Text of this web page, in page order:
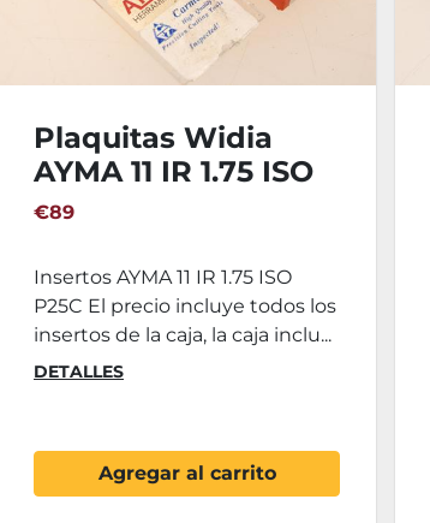
Plaquitas Widia
AYMA 11 IR 1.75 ISO
P25C
€89
Insertos AYMA 11 IR 1.75 ISO
P25C El precio incluye todos los
insertos de la caja, la caja inclu...
DETALLES
Agregar al carrito